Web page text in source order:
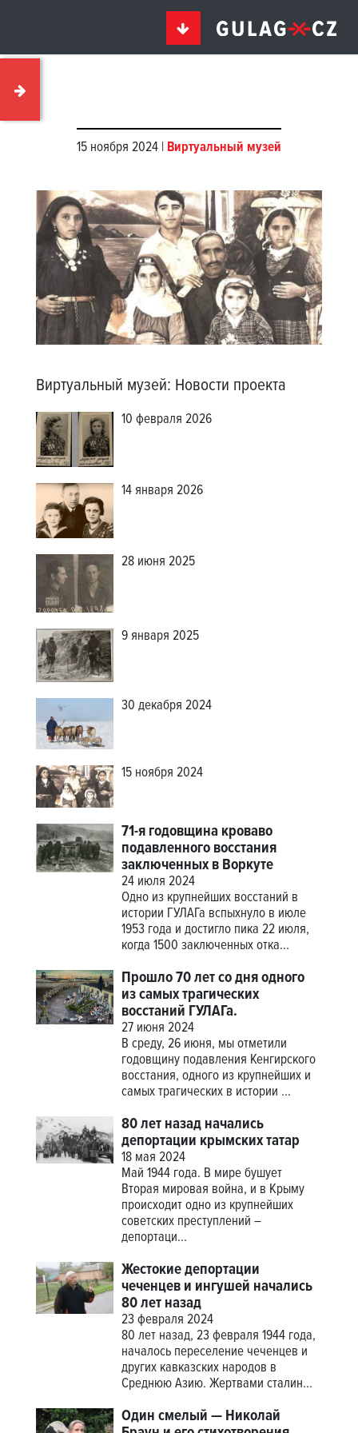
15 ноября 2024 | Виртуальный музей
Виртуальный музей: Новости проекта
10 февраля 2026
14 января 2026
28 июня 2025
9 января 2025
30 декабря 2024
15 ноября 2024
71-я годовщина кроваво
подавленного восстания
заключенных в Воркуте
24 июля 2024
Одно из крупнейших восстаний в
истории ГУЛАГа вспыхнуло в июле
1953 года и достигло пика 22 июля,
когда 1500 заключенных отка...
Прошло 70 лет со дня одного
из самых трагических
восстаний ГУЛАГа.
27 июня 2024
В среду, 26 июня, мы отметили
годовщину подавления Кенгирского
восстания, одного из крупнейших и
самых трагических в истории ...
80 лет назад начались
депортации крымских татар
18 мая 2024
Май 1944 года. В мире бушует
Вторая мировая война, и в Крыму
происходит одно из крупнейших
советских преступлений –
депортаци...
Жестокие депортации
чеченцев и ингушей начались
80 лет назад
23 февраля 2024
80 лет назад, 23 февраля 1944 года,
началось переселение чеченцев и
других кавказских народов в
Среднюю Азию. Жертвами сталин...
Один смелый — Николай